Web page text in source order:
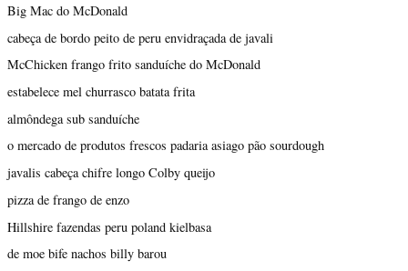
Big Mac do McDonald
cabeça de bordo peito de peru envidraçada de javali
McChicken frango frito sanduíche do McDonald
estabelece mel churrasco batata frita
almôndega sub sanduíche
o mercado de produtos frescos padaria asiago pão sourdough
javalis cabeça chifre longo Colby queijo
pizza de frango de enzo
Hillshire fazendas peru poland kielbasa
de moe bife nachos billy barou